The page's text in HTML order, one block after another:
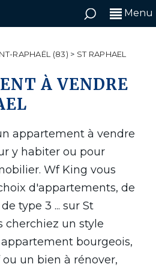
Menu
RAPHAËL (83) > ST RAPHAEL
À VENDRE
appartement à vendre
y habiter ou pour
Wf King vous
d'appartements, de
type 3 ... sur St
cherchiez un style
bourgeois,
un bien à rénover,